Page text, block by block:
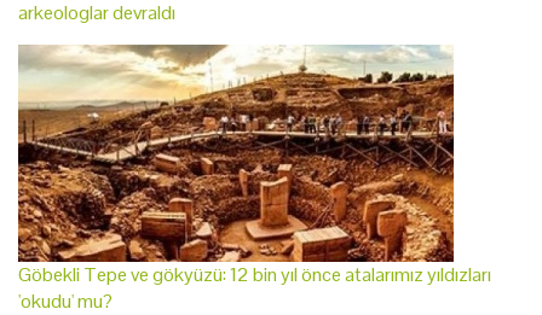
arkeologlar devraldı
Göbekli Tepe ve gökyüzü: 12 bin yıl önce atalarımız yıldızları
'okudu' mu?